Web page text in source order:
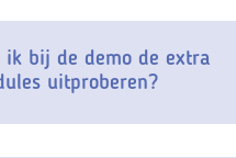
ik bij de demo de extra
uitproberen?